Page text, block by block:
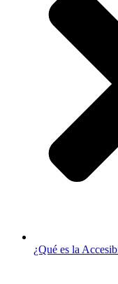
¿Qué es la